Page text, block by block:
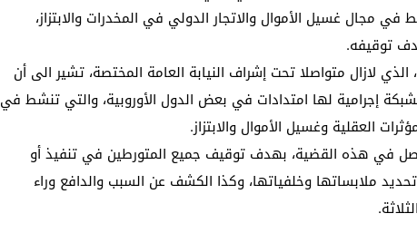
مجال غسيل الأموال والاتجار الدولي في المخدرات والابتزاز،
توقيفه.
لازال متواصلا تحت إشراف النيابة العامة المختصة، تشير الى أن
إجرامية لها امتدادات في بعض الدول الأوروبية، والتي تنشط في
العقلية وغسيل الأموال والابتزاز.
في هذه القضية، بهدف توقيف جميع المتورطين في تنفيذ أو
ملابساتها وخلفياتها، وكذا الكشف عن السبب والدافع وراء